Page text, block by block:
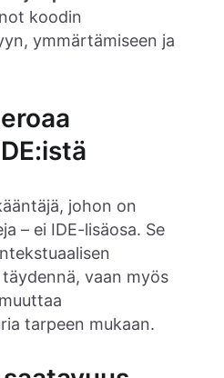
koodin
ymmärtämiseen ja
johon on
– ei IDE-lisäosa. Se
vaan myös
tarpeen mukaan.